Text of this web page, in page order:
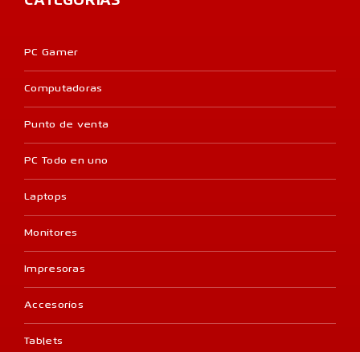
PC Gamer
Computadoras
Punto de venta
PC Todo en uno
Laptops
Monitores
Impresoras
Accesorios
Tablets